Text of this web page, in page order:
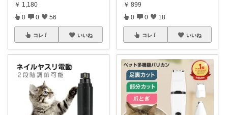
￥ 1,180
0 0 56
コレ いいね
￥ 899
0 0 18
コレ いいね